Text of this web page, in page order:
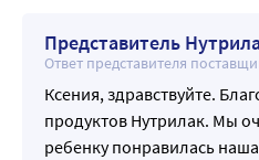
Представитель
Ответ представителя
Ксения, здравствуйте.
продуктов Нутрилак. Мы
ребенку понравилась